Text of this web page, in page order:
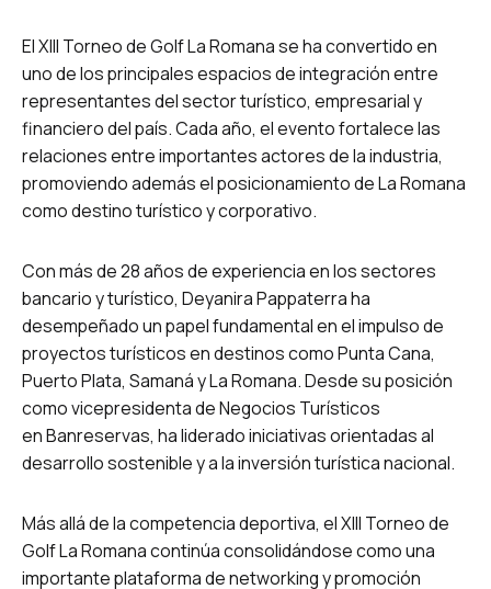
El XIII Torneo de Golf La Romana se ha convertido en
uno de los principales espacios de integración entre
representantes del sector turístico, empresarial y
financiero del país. Cada año, el evento fortalece las
relaciones entre importantes actores de la industria,
promoviendo además el posicionamiento de La Romana
como destino turístico y corporativo.
Con más de 28 años de experiencia en los sectores
bancario y turístico, Deyanira Pappaterra ha
desempeñado un papel fundamental en el impulso de
proyectos turísticos en destinos como Punta Cana,
Puerto Plata, Samaná y La Romana. Desde su posición
como vicepresidenta de Negocios Turísticos
en Banreservas, ha liderado iniciativas orientadas al
desarrollo sostenible y a la inversión turística nacional.
Más allá de la competencia deportiva, el XIII Torneo de
Golf La Romana continúa consolidándose como una
importante plataforma de networking y promoción